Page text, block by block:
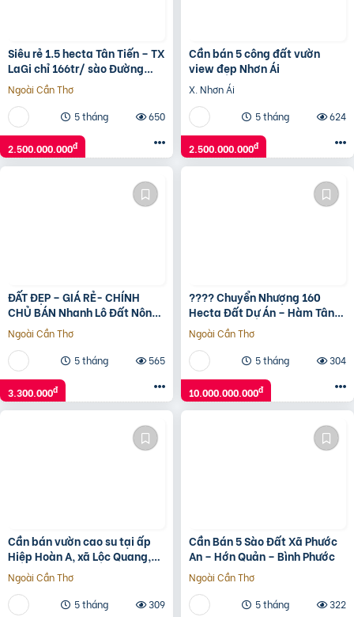
Siêu rẻ 1.5 hecta Tân Tiến – TX
LaGi chỉ 166tr/ sào Đường
bao quanh
Ngoài Cần Thơ
5 tháng
650
2.500.000.000đ
Cần bán 5 công đất vườn
view đẹp Nhơn Ái
X. Nhơn Ái
5 tháng
624
2.500.000.000đ
ĐẤT ĐẸP – GIÁ RẺ- CHÍNH
CHỦ BÁN Nhanh Lô Đất Nông
Nghiệp tại SONG PHƯƠNG,
HOÀI ĐỨC, HÀ NỘI
Ngoài Cần Thơ
5 tháng
565
3.300.000đ
???? Chuyển Nhượng 160
Hecta Đất Dự Án – Hàm Tân,
Bình Thuận ????
Ngoài Cần Thơ
5 tháng
304
10.000.000.000đ
Cần bán vườn cao su tại ấp
Hiệp Hoàn A, xã Lộc Quang,
huyện Lộc Ninh- .Tỉnh Bình
Phước
Ngoài Cần Thơ
5 tháng
309
Cần Bán 5 Sào Đất Xã Phước
An – Hớn Quản – Bình Phước
Ngoài Cần Thơ
5 tháng
322